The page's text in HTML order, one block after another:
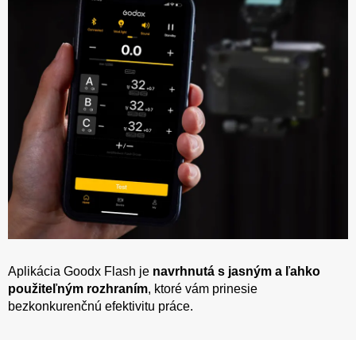
Aplikácia Goodx Flash je navrhnutá s jasným a ľahko
použiteľným rozhraním, ktoré vám prinesie
bezkonkurenčnú efektivitu práce.